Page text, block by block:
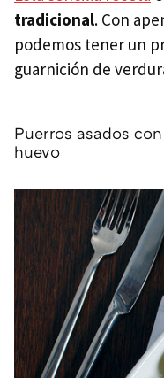
tradicional. Con
podemos tener un
guarnición de
Puerros asados
huevo